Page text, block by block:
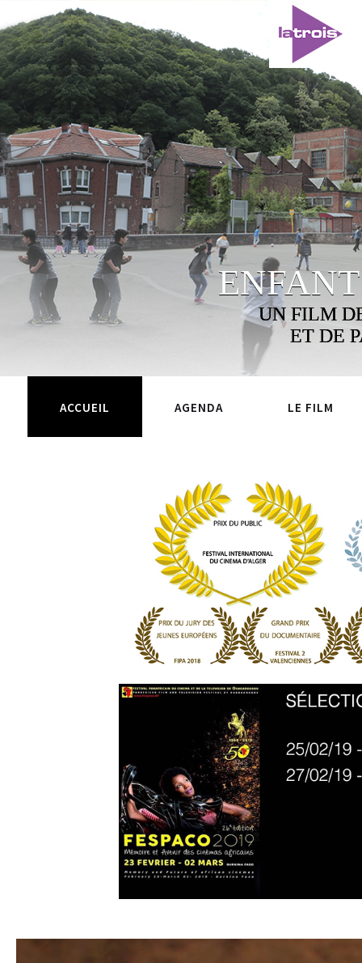
UN FILM
ET DE
ACCUEIL AGENDA LE FILM